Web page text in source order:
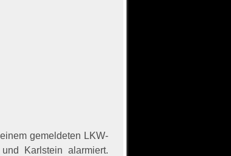
gemeldeten LKW-
Karlstein alarmiert.